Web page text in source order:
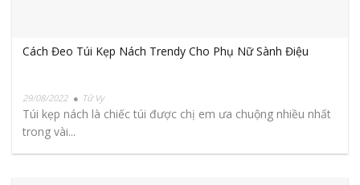
Cách Đeo Túi Kẹp Nách Trendy Cho Phụ Nữ Sành Điệu
29/08/2022 Tử Vy
Túi kẹp nách là chiếc túi được chị em ưa chuộng nhiều nhất
trong vài...